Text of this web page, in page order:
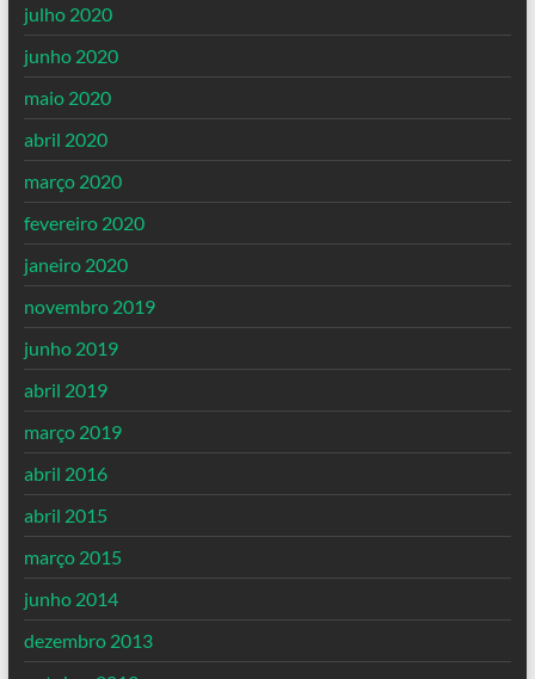
julho 2020
junho 2020
maio 2020
abril 2020
março 2020
fevereiro 2020
janeiro 2020
novembro 2019
junho 2019
abril 2019
março 2019
abril 2016
abril 2015
março 2015
junho 2014
dezembro 2013